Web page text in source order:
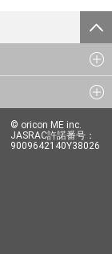
© oricon ME inc.
JASRAC許諾番号：
9009642140Y38026